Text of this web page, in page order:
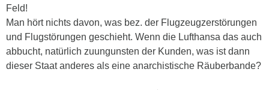
Feld!
Man hört nichts davon, was bez. der Flugzeugzerstörungen
und Flugstörungen geschieht. Wenn die Lufthansa das auch
abbucht, natürlich zuungunsten der Kunden, was ist dann
dieser Staat anderes als eine anarchistische Räuberbande?